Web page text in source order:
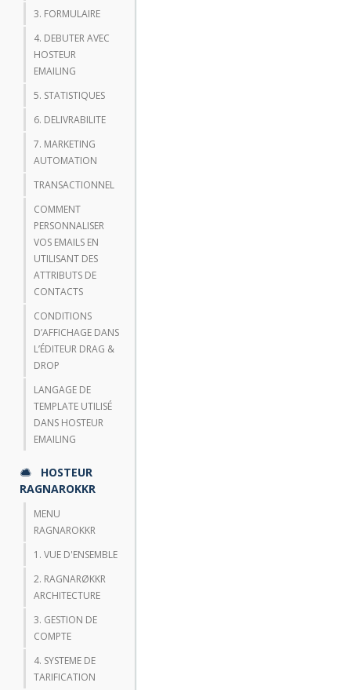
3. FORMULAIRE
4. DEBUTER AVEC
HOSTEUR
EMAILING
5. STATISTIQUES
6. DELIVRABILITE
7. MARKETING
AUTOMATION
TRANSACTIONNEL
COMMENT
PERSONNALISER
VOS EMAILS EN
UTILISANT DES
ATTRIBUTS DE
CONTACTS
CONDITIONS
D’AFFICHAGE DANS
L’ÉDITEUR DRAG &
DROP
LANGAGE DE
TEMPLATE UTILISÉ
DANS HOSTEUR
EMAILING
HOSTEUR
RAGNAROKKR
MENU
RAGNAROKKR
1. VUE D'ENSEMBLE
2. RAGNARØKKR
ARCHITECTURE
3. GESTION DE
COMPTE
4. SYSTEME DE
TARIFICATION